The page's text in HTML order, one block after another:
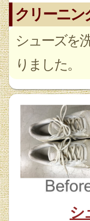
クリーニン
シューズを
りました。
シ